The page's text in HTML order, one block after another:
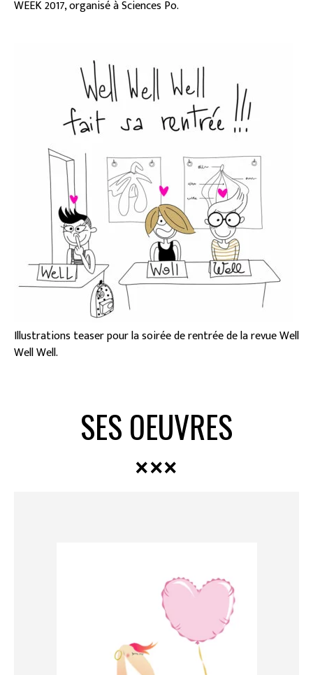
WEEK 2017, organisé à Sciences Po.
Illustrations teaser pour la soirée de rentrée de la revue Well
Well Well.
SES OEUVRES